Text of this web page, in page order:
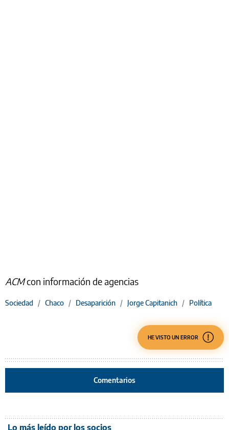
ACMcon información de agencias
Sociedad / Chaco / Desaparición / Jorge Capitanich / Política
HE VISTO UN ERROR
Comentarios
Lo más leído por los socios